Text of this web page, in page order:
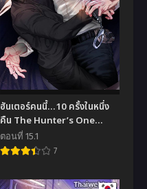
ฮันเตอร์คนนี้…10 ครั้งในหนึ่ง
คืน The Hunter’s One
Night
ตอนที่ 15.1
7